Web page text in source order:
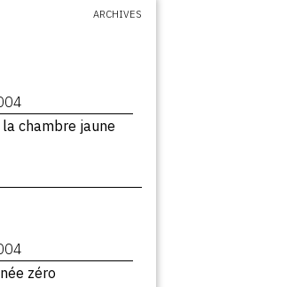
ARCHIVES
chambre jaune
zéro